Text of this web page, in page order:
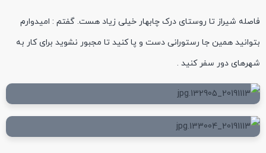
فاصله شیراز تا روستای درک چابهار خیلی زیاد هست. گفتم : امیدوارم
بتوانید همین جا رستورانی دست و پا کنید تا مجبور نشوید برای کار به
شهرهای دور سفر کنید .